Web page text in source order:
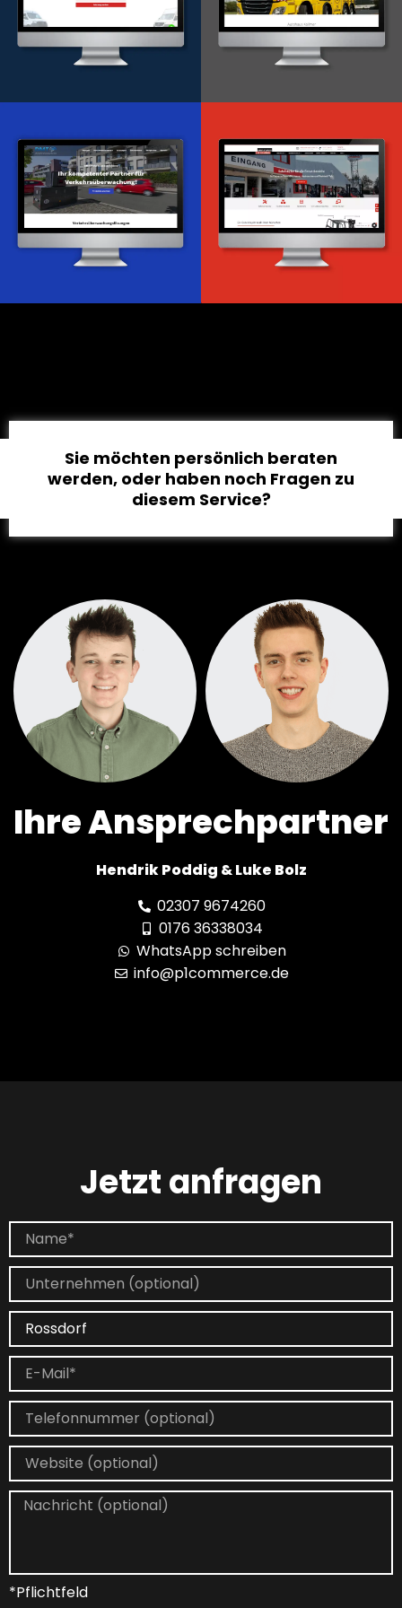
WordPress Entwicklung
Webdesign & -entwicklung
Sie möchten persönlich beraten
werden, oder haben noch Fragen zu
diesem Service?
Ihre Ansprechpartner
Hendrik Poddig & Luke Bolz
02307 9674260
0176 36338034
WhatsApp schreiben
info@p1commerce.de
Jetzt anfragen
*Pflichtfeld